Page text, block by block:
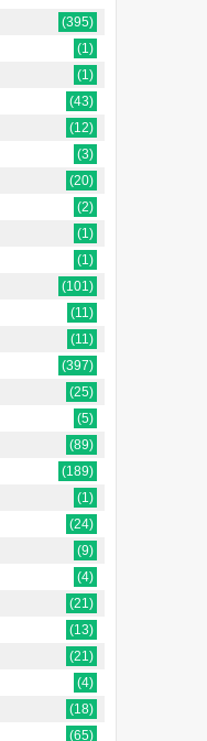
(395)
(1)
(1)
(43)
(12)
(3)
(20)
(2)
(1)
(1)
(101)
(11)
(11)
(397)
(25)
(5)
(89)
(189)
(1)
(24)
(9)
(4)
(21)
(13)
(21)
(4)
(18)
(65)